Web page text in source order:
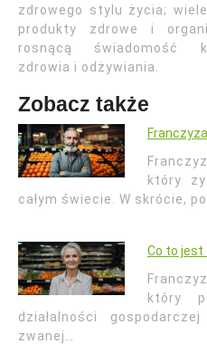
zdrowego stylu życia;
produkty zdrowe i
rosnącą świadomość
zdrowia i odżywiania.
Zobacz także
który
całym świecie. W skrócie,
Co to jest
który
działalności
zwanej…